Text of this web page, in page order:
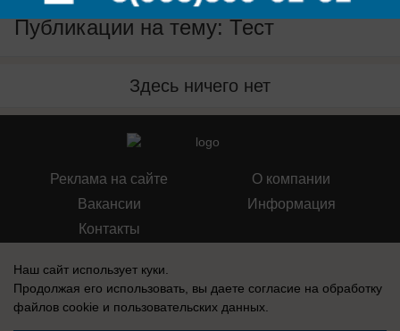
Публикации на тему: Тест
Здесь ничего нет
Реклама на сайте
Вакансии
Контакты
О компании
Информация
Наш сайт использует куки.
Продолжая его использовать, вы даете согласие на обработку
файлов cookie и пользовательских данных.